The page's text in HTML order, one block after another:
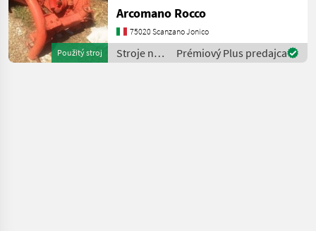
Použitý stroj
zber objemových krmív
Prstové a dvojnožnicové
trávne kosačky
Arcomano Rocco
75020 Scanzano Jonico
Stroje na
zber
Prémiový Plus predajca